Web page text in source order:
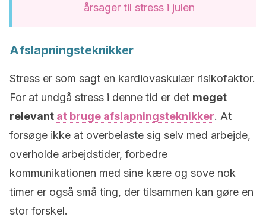
årsager til stress i julen
Afslapningsteknikker
Stress er som sagt en kardiovaskulær risikofaktor.
For at undgå stress i denne tid er det meget
relevant at bruge afslapningsteknikker. At
forsøge ikke at overbelaste sig selv med arbejde,
overholde arbejdstider, forbedre
kommunikationen med sine kære og sove nok
timer er også små ting, der tilsammen kan gøre en
stor forskel.